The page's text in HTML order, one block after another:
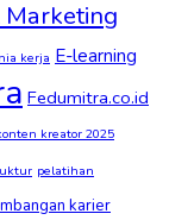
kerja E-learning
Fedumitra.co.id
kreator 2025
pelatihan
karier